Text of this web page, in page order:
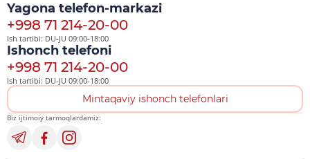
Yagona telefon-markazi
+998 71 214-20-00
Ish tartibi: DU-JU 09:00-18:00
Ishonch telefoni
+998 71 214-20-00
Ish tartibi: DU-JU 09:00-18:00
Mintaqaviy ishonch telefonlari
Biz ijtimoiy tarmoqlardamiz: